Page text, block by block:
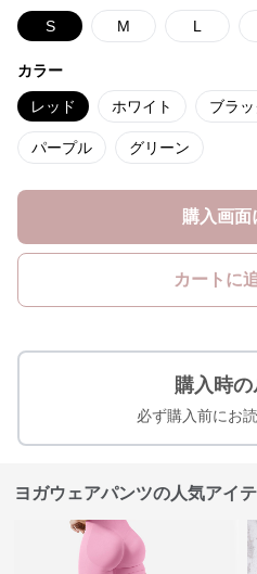
S M L
カラー
レッド ホワイト ブラッ
パープル グリーン
購入画面
カートに
購入時
必ず購入前にお
ヨガウェアパンツの人気アイ